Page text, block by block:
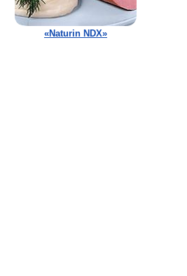
«Naturin NDX»